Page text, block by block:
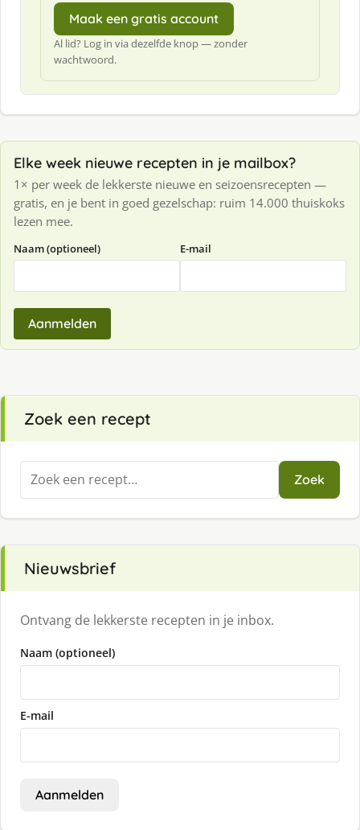
Maak een gratis account
Al lid? Log in via dezelfde knop — zonder
wachtwoord.
Elke week nieuwe recepten in je mailbox?
1× per week de lekkerste nieuwe en seizoensrecepten —
gratis, en je bent in goed gezelschap: ruim 14.000 thuiskoks
lezen mee.
Naam (optioneel) E-mail
Aanmelden
Zoek een recept
Zoeken
naar:
Zoek
Nieuwsbrief
Ontvang de lekkerste recepten in je inbox.
Naam (optioneel)
E-mail
Aanmelden